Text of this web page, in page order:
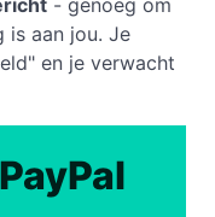
- genoeg om
is aan jou. Je
en je verwacht